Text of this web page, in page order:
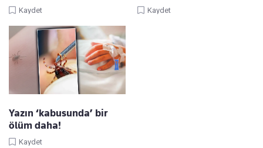
Kaydet Kaydet
Yazın ‘kabusunda’ bir
ölüm daha!
Kaydet